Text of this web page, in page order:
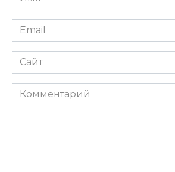
Email
Сайт
Комментарий